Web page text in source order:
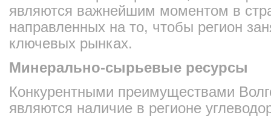
являются важнейшим моментом в
направленных на то, чтобы регион
ключевых рынках.
Минерально-сырьевые ресурсы
Конкурентными преимуществами
являются наличие в регионе